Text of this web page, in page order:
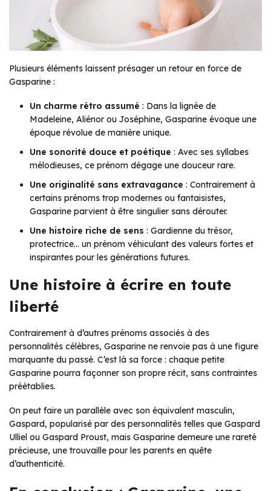
Plusieurs éléments laissent présager un retour en force de
Gasparine :
Un charme rétro assumé : Dans la lignée de
Madeleine, Aliénor ou Joséphine, Gasparine évoque une
époque révolue de manière unique.
Une sonorité douce et poétique : Avec ses syllabes
mélodieuses, ce prénom dégage une douceur rare.
Une originalité sans extravagance : Contrairement à
certains prénoms trop modernes ou fantaisistes,
Gasparine parvient à être singulier sans dérouter.
Une histoire riche de sens : Gardienne du trésor,
protectrice… un prénom véhiculant des valeurs fortes et
inspirantes pour les générations futures.
Une histoire à écrire en toute
liberté
Contrairement à d’autres prénoms associés à des
personnalités célèbres, Gasparine ne renvoie pas à une figure
marquante du passé. C’est là sa force : chaque petite
Gasparine pourra façonner son propre récit, sans contraintes
préétablies.
On peut faire un parallèle avec son équivalent masculin,
Gaspard, popularisé par des personnalités telles que Gaspard
Ulliel ou Gaspard Proust, mais Gasparine demeure une rareté
précieuse, une trouvaille pour les parents en quête
d’authenticité.